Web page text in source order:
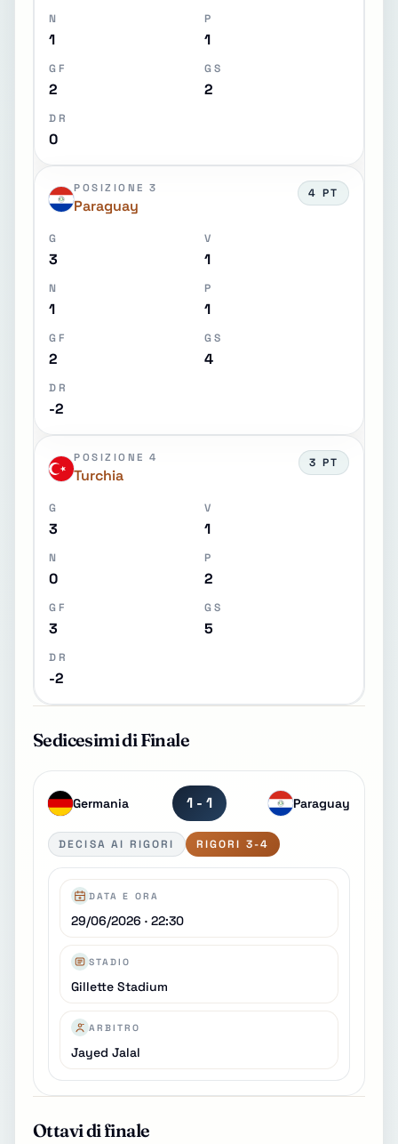
N
1
P
1
GF
2
GS
2
DR
0
POSIZIONE 3
Paraguay
4 PT
G
3
V
1
N
1
P
1
GF
2
GS
4
DR
-2
POSIZIONE 4
Turchia
3 PT
G
3
V
1
N
0
P
2
GF
3
GS
5
DR
-2
Sedicesimi di Finale
Germania 1 - 1 Paraguay
DECISA AI RIGORI RIGORI 3-4
DATA E ORA
29/06/2026 · 22:30
STADIO
Gillette Stadium
ARBITRO
Jayed Jalal
Ottavi di finale